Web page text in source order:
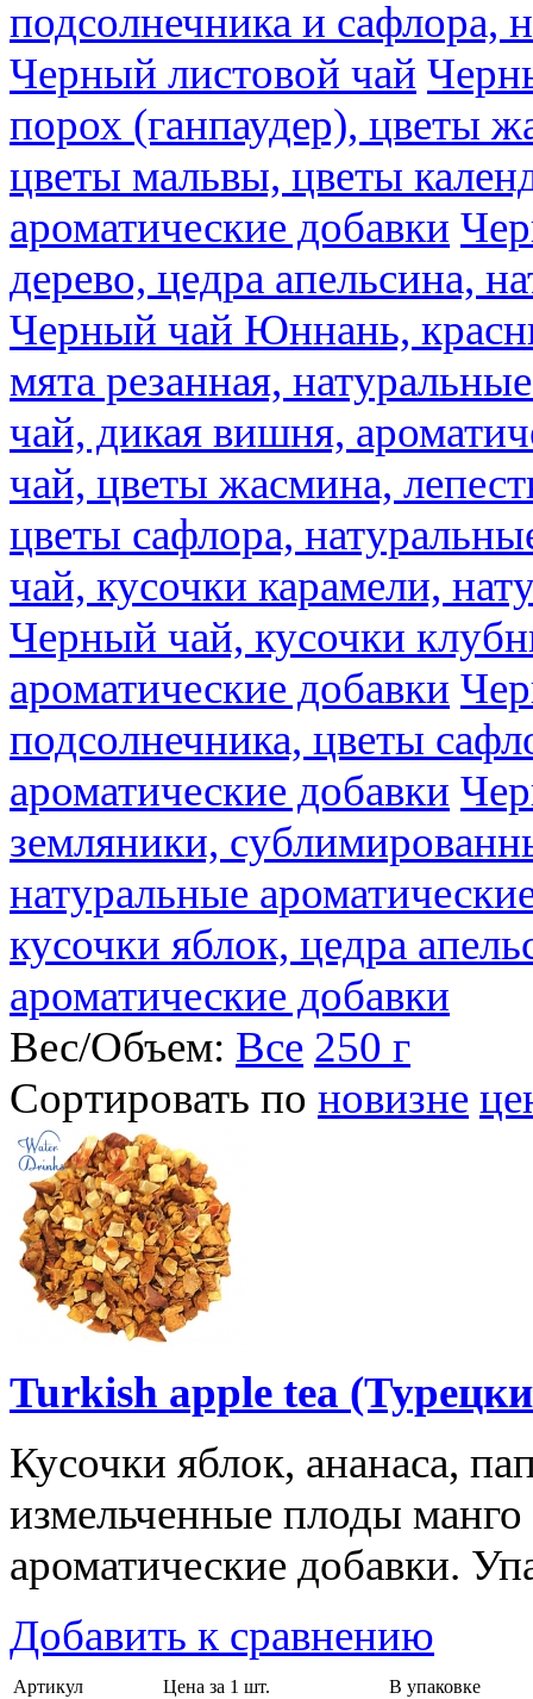
подсолнечника и сафлора,
Черный листовой чай
порох (ганпаудер), цветы
цветы мальвы, цветы
ароматические добавки
дерево, цедра апельсина,
Черный чай Юннань,
мята резанная,
чай, дикая вишня,
чай, цветы жасмина,
цветы сафлора,
чай, кусочки карамели,
Черный чай, кусочки
ароматические добавки
подсолнечника, цветы
ароматические добавки
земляники,
натуральные
кусочки яблок, цедра
ароматические добавки
Вес/Объем: Все 250 г
Сортировать по новизне
Turkish apple tea
Кусочки яблок, ананаса,
измельченные плоды
ароматические добавки.
Добавить к сравнению
Артикул Цена за 1 шт.
В упаковке